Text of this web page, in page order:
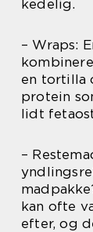
kedelig.
– Wraps:
en tortilla
protein
lidt
–
kan ofte
efter, og